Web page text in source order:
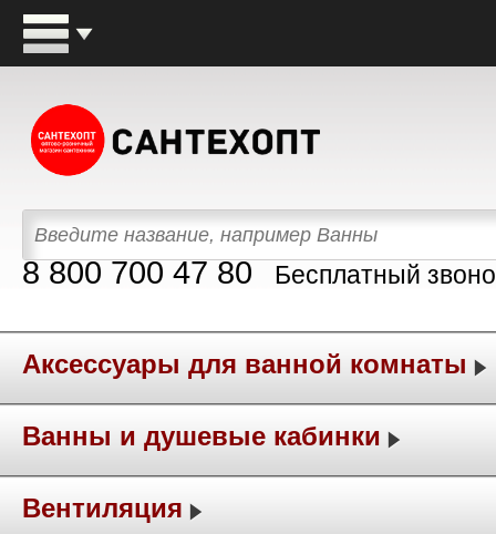
8 800 700 47 80 Бесплатный
Аксессуары для ванной комнаты
Ванны и душевые кабинки
Вентиляция